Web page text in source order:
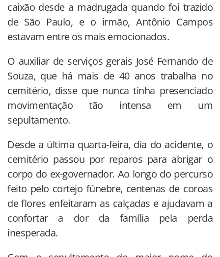
caixão desde a madrugada quando foi trazido
de São Paulo, e o irmão, Antônio Campos
estavam entre os mais emocionados.
O auxiliar de serviços gerais José Fernando de
Souza, que há mais de 40 anos trabalha no
cemitério, disse que nunca tinha presenciado
movimentação tão intensa em um
sepultamento.
Desde a última quarta-feira, dia do acidente, o
cemitério passou por reparos para abrigar o
corpo do ex-governador. Ao longo do percurso
feito pelo cortejo fúnebre, centenas de coroas
de flores enfeitaram as calçadas e ajudavam a
confortar a dor da família pela perda
inesperada.